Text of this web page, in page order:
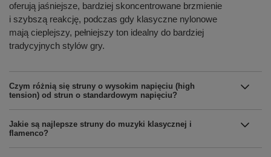
oferują jaśniejsze, bardziej skoncentrowane brzmienie
i szybszą reakcję, podczas gdy klasyczne nylonowe
mają cieplejszy, pełniejszy ton idealny do bardziej
tradycyjnych stylów gry.
Czym różnią się struny o wysokim napięciu (high
tension) od strun o standardowym napięciu?
Jakie są najlepsze struny do muzyki klasycznej i
flamenco?